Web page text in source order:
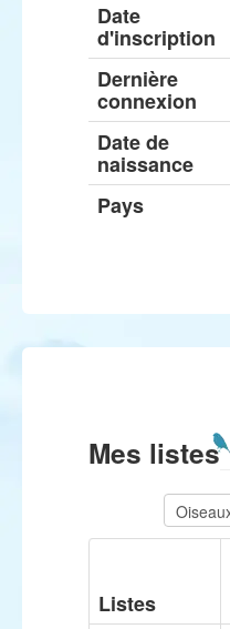
Date
d'inscription
Dernière
connexion
Date de
naissance
Pays
Mes listes
Listes